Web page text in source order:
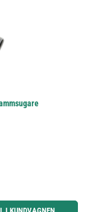
öka eller minska kvantiteten.